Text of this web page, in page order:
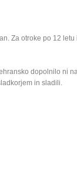
Za otroke po 12
dopolnilo ni
in sladili.